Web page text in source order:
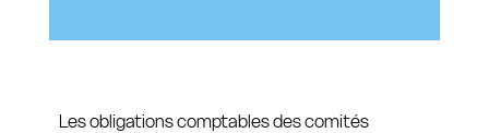
Les obligations comptables des comités